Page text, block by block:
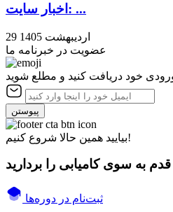
اخبار سایت: ...
29 اردیبهشت 1405
عضویت در خبرنامه ما
خود دریافت کنید و مطلع شوید
پیوستن
بیایید همین حالا شروع کنیم!
ثبت‌نام در دوره‌ها